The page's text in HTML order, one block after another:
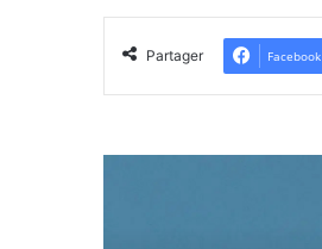
Partager Facebook